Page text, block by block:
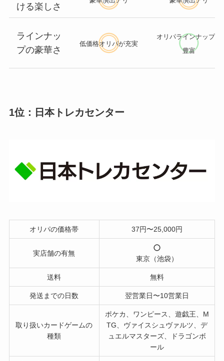
ける楽しさ
ラインナッ
プの豪華さ
低価格オリパが充実
オリパラインナップが
豊富
1位：日本トレカセンター
オリパの価格帯 37円〜25,000円
実店舗の有無
東京（池袋）
送料 無料
発送までの日数 翌営業日〜10営業日
取り扱いカードゲームの
種類
ポケカ、ワンピース、遊戯王、M
TG、ヴァイスシュヴァルツ、デ
ュエルマスターズ、ドラゴンボ
ール